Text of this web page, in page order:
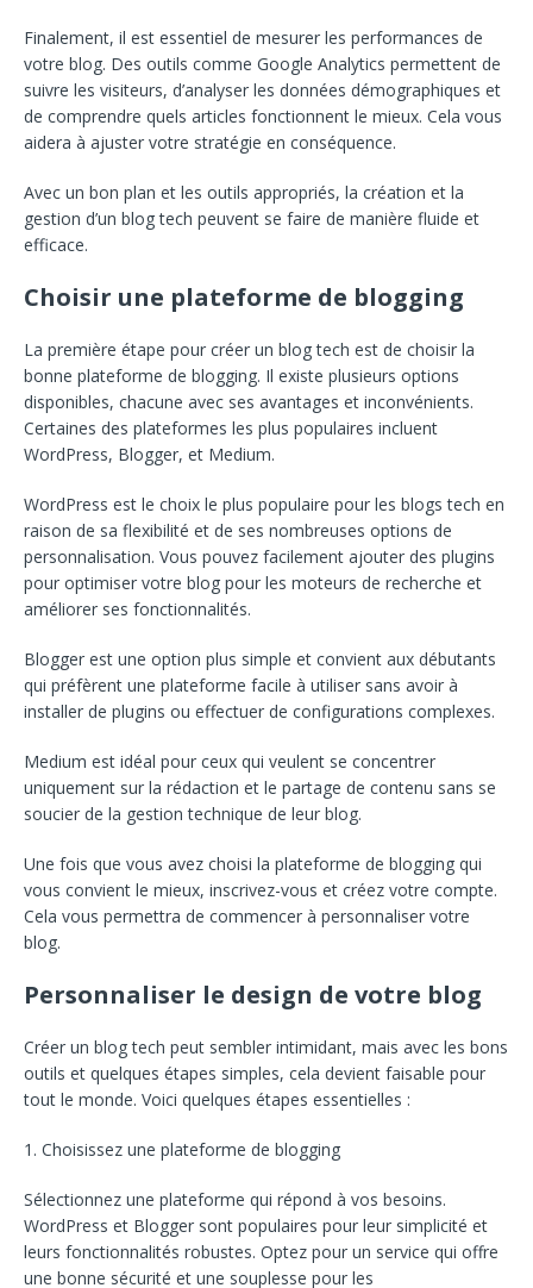
Finalement, il est essentiel de mesurer les performances de
votre blog. Des outils comme Google Analytics permettent de
suivre les visiteurs, d’analyser les données démographiques et
de comprendre quels articles fonctionnent le mieux. Cela vous
aidera à ajuster votre stratégie en conséquence.
Avec un bon plan et les outils appropriés, la création et la
gestion d’un blog tech peuvent se faire de manière fluide et
efficace.
Choisir une plateforme de blogging
La première étape pour créer un blog tech est de choisir la
bonne plateforme de blogging. Il existe plusieurs options
disponibles, chacune avec ses avantages et inconvénients.
Certaines des plateformes les plus populaires incluent
WordPress, Blogger, et Medium.
WordPress est le choix le plus populaire pour les blogs tech en
raison de sa flexibilité et de ses nombreuses options de
personnalisation. Vous pouvez facilement ajouter des plugins
pour optimiser votre blog pour les moteurs de recherche et
améliorer ses fonctionnalités.
Blogger est une option plus simple et convient aux débutants
qui préfèrent une plateforme facile à utiliser sans avoir à
installer de plugins ou effectuer de configurations complexes.
Medium est idéal pour ceux qui veulent se concentrer
uniquement sur la rédaction et le partage de contenu sans se
soucier de la gestion technique de leur blog.
Une fois que vous avez choisi la plateforme de blogging qui
vous convient le mieux, inscrivez-vous et créez votre compte.
Cela vous permettra de commencer à personnaliser votre
blog.
Personnaliser le design de votre blog
Créer un blog tech peut sembler intimidant, mais avec les bons
outils et quelques étapes simples, cela devient faisable pour
tout le monde. Voici quelques étapes essentielles :
1. Choisissez une plateforme de blogging
Sélectionnez une plateforme qui répond à vos besoins.
WordPress et Blogger sont populaires pour leur simplicité et
leurs fonctionnalités robustes. Optez pour un service qui offre
une bonne sécurité et une souplesse pour les